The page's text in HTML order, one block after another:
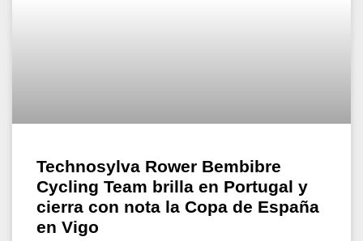
Technosylva Rower Bembibre
Cycling Team brilla en Portugal y
cierra con nota la Copa de España
en Vigo